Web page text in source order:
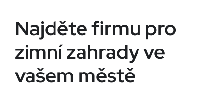
Najděte firmu pro
zimní zahrady ve
vašem městě